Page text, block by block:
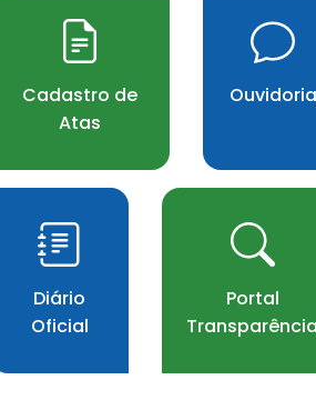
Cadastro de
Atas
Ouvidoria
Diário
Oficial
Portal
Transparência